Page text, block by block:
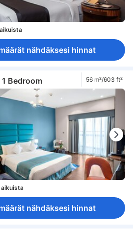
nähdäksesi hinnat
Bedroom 56 m²/603 ft²
aikuista
nähdäksesi hinnat